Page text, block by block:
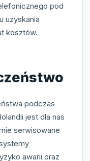
pod
uzyskania
kosztów.
podczas
jest dla nas
serwisowane
awarii oraz